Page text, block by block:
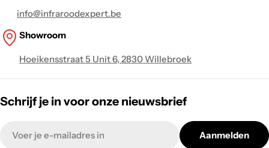
info@infraroodexpert.be
Showroom
Hoeikensstraat 5 Unit 6, 2830 Willebroek
Schrijf je in voor onze nieuwsbrief
mail
Aanmelden